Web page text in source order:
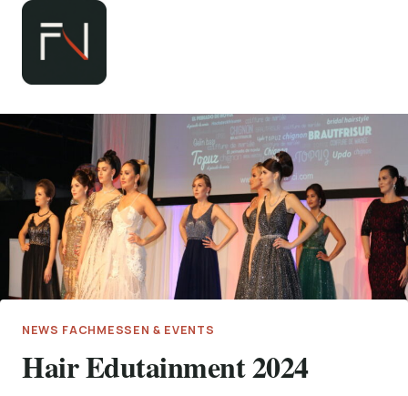
Zum
springen
NEWS FACHMESSEN & EVENTS
Hair Edutainment 2024